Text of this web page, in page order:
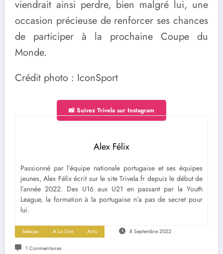
viendrait ainsi perdre, bien malgré lui, une
occasion précieuse de renforcer ses chances
de participer à la prochaine Coupe du
Monde.
Crédit photo : IconSport
📸 Suivez Trivela sur Instagram
Alex Félix
Passionné par l’équipe nationale portugaise et ses équipes
jeunes, Alex Félix écrit sur le site Trivela.fr depuis le début de
l’année 2022. Des U16 aux U21 en passant par la Youth
League, la formation à la portugaise n’a pas de secret pour
lui.
Seleçao A La Une Actu 8 Septembre 2022
1 Commentaires